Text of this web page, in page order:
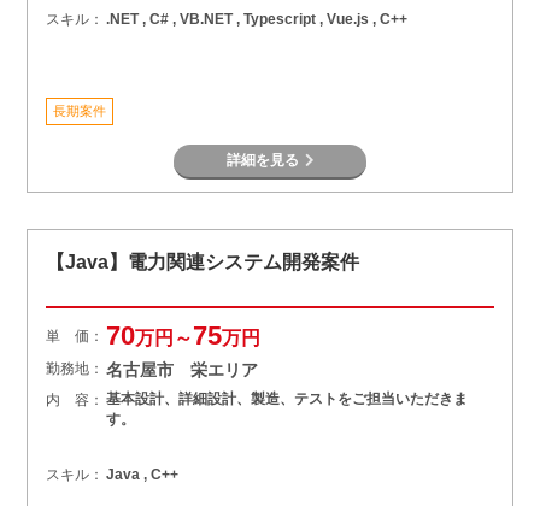
スキル： .NET , C# , VB.NET , Typescript , Vue.js , C++
長期案件
詳細を見る
【Java】電力関連システム開発案件
単 価： 70万円～75万円
勤務地： 名古屋市 栄エリア
内 容： 基本設計、詳細設計、製造、テストをご担当いただきま
す。
スキル： Java , C++